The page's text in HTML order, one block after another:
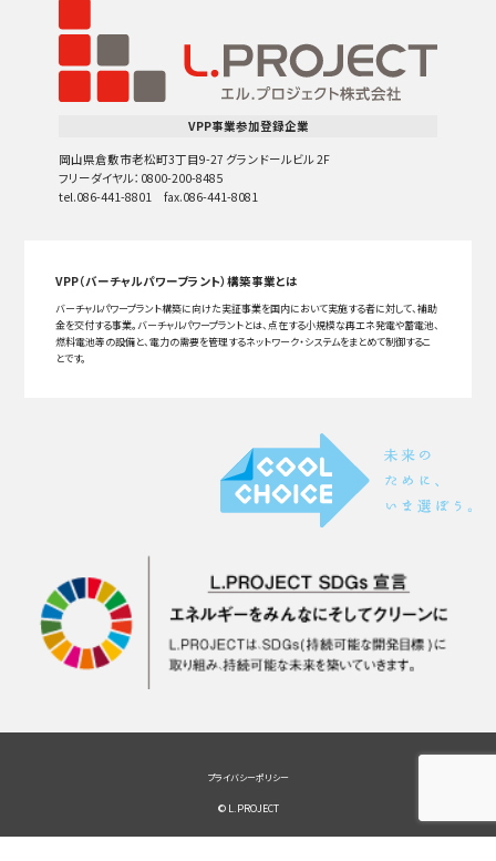
VPP事業参加登録企業
岡山県倉敷市老松町3丁目9-27 グランドールビル 2F
フリーダイヤル：0800-200-8485
tel.086-441-8801 fax.086-441-8081
VPP（バーチャルパワープラント）構築事業とは
バーチャルパワープラント構築に向けた実証事業を国内において実施する者に対して、補助
金を交付する事業。バーチャルパワープラントとは、点在する小規模な再エネ発電や蓄電池、
燃料電池等の設備と、電力の需要を管理するネットワーク・システムをまとめて制御するこ
とです。
プライバシーポリシー
© L.PROJECT